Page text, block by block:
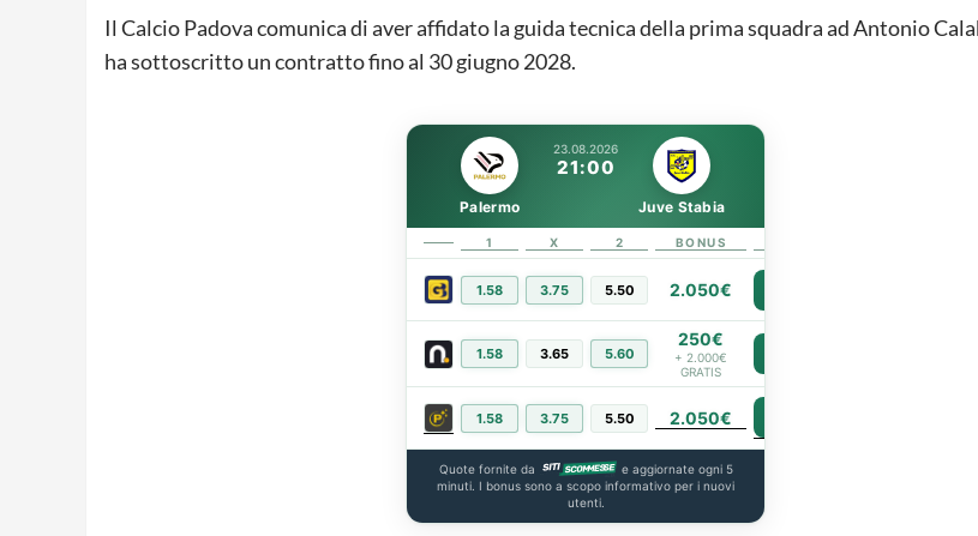
Il Calcio Padova comunica di aver affidato la guida tecnica della prima squadra ad Antonio
ha sottoscritto un contratto fino al 30 giugno 2028.
23.08.2026
21:00
Palermo Juve Stabia
1 X 2 BONUS
1.58 3.75 5.50 2.050€
1.58 3.65 5.60
250€
+ 2.000€
GRATIS
1.58 3.75 5.50 2.050€
Quote fornite da
e aggiornate ogni 5
minuti. I bonus sono a scopo informativo per i nuovi
utenti.